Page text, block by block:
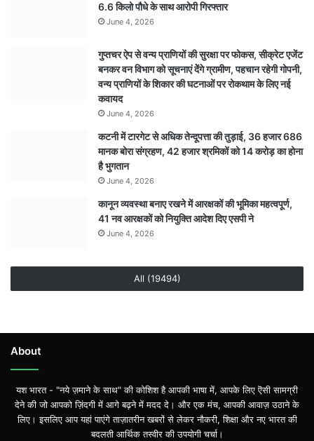
6.6 किलो पौधे के साथ आरोपी गिरफ्तार
June 4, 2026
गुप्तचर ऐप से वन्य प्राणियों की सुरक्षा पर फोकस, सीक्रेट एजेंट
बनकर वन विभाग को सूचनाएं देेंगे ग्रामीण, पहचान रहेगी गोपनी,
वन्य प्राणियों के शिकार की घटनाओं पर रोकथाम के लिए नई
कवायद
June 4, 2026
कटनी में टारगेट से अधिक तेन्दूपत्ता की तुड़ाई, 36 हजार 686
मानक बोरा संग्रहण, 42 हजार श्रमिकों को 14 करोड़ का होना
है भुगतान
June 4, 2026
कानून व्यवस्था बनाए रखने में आरक्षकों की भूमिका महत्वपूर्ण,
41 नव आरक्षकों को नियुक्ति आदेश दिए एसपी ने
June 4, 2026
All (19494)
About
यश भारत - "नये ज़माने के साथ" की कोशिश है आपकी भाषा में, आपके लिए ऎसी सामग्री
देने की जो आपको ज़िंदगी में आगे बढ़ने में मदद दे। और एक मंच, आपकी आवाज़ उठाने के
लिए। इसलिए आप यहां पाएंगे ताज़ातरीन खबरों से लेकर नौकरी, शिक्षा और नए भारत की
बदलती आर्थिक तस्वीर की उपयोगी चर्चा।